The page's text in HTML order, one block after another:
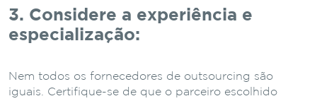
3. Considere a experiência e
especialização:
Nem todos os fornecedores de outsourcing são
iguais. Certifique-se de que o parceiro escolhido